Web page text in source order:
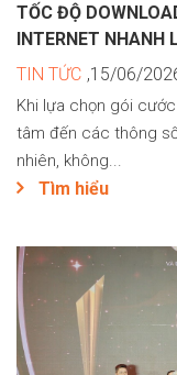
TỐC ĐỘ
INTERNET NHANH
TIN TỨC ,15/06/
Khi lựa chọn gói
tâm đến các thông
nhiên, không...
Tìm hiểu